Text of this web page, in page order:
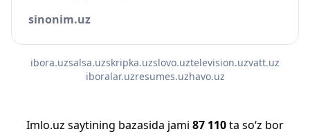
sinonim.uz
ibora.uzsalsa.uzskripka.uzslovo.uztelevision.uzvatt.uz
iboralar.uzresumes.uzhavo.uz
Imlo.uz saytining bazasida jami 87 110ta so‘z bor